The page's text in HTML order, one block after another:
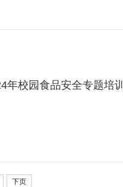
年校园食品安全专题培训
下页